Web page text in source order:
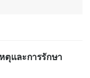
ตุและการรักษา